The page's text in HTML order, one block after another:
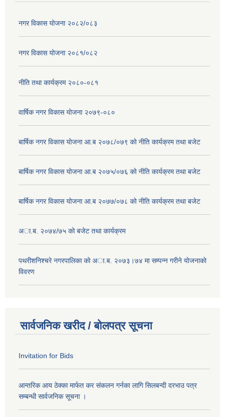
नगर विकास योजना २०८२/०८३
नगर विकास योजना २०८१/०८२
नीति तथा कार्यक्रम २०८०-०८१
वार्षिक नगर विकास योजना २०७९-०८०
बार्षिक नगर विकास योजना आ.ब २०७८/०७९ को नीति कार्यक्रम तथा बजेट
बार्षिक नगर विकास योजना आ.ब २०७५/०७६ को नीति कार्यक्रम तथा बजेट
बार्षिक नगर विकास योजना आ.ब २०७७/०७८ को नीति कार्यक्रम तथा बजेट
अा.ब. २०७४/७५ काे बजेट तथा कार्यक्रम
पथरीशनिश्चरे नगरपालिका काे अा.ब. २०७३।७४ मा सम्पन्न गरीने याेजनाकाे
विवरण
सार्वजनिक खरीद / बोलपत्र सूचना
Invitation for Bids
आन्तरिक आय ठेक्का मार्फत कर संकलन गर्नका लागि सिलबन्दी दरभाउ पत्र
सम्बन्धी सार्वजनिक सूचना ।